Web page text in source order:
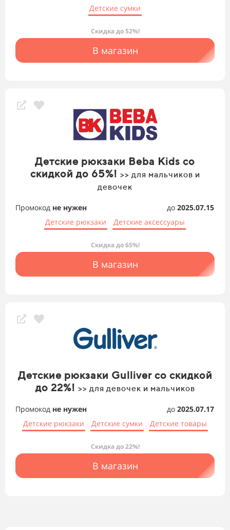
Детские сумки
Скидка до 52%!
В магазин
Детские рюкзаки Beba Kids со
скидкой до 65%! >> для мальчиков и
девочек
Промокод не нужен до 2025.07.15
Детские рюкзаки
Детские аксессуары
Скидка до 65%!
В магазин
Детские рюкзаки Gulliver со скидкой
до 22%! >> для девочек и мальчиков
Промокод не нужен до 2025.07.17
Детские рюкзаки
Детские сумки Детские товары
Скидка до 22%!
В магазин